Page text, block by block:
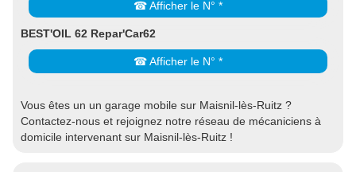
☎ Afficher le N° *
BEST'OIL 62 Repar'Car62
☎ Afficher le N° *
Vous êtes un un garage mobile sur Maisnil-lès-Ruitz ?
Contactez-nous et rejoignez notre réseau de mécaniciens à
domicile intervenant sur Maisnil-lès-Ruitz !